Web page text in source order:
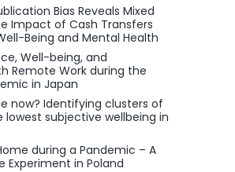
Bias Reveals Mixed
Impact of Cash Transfers
Being and Mental Health
Well-being, and
Remote Work during the
in Japan
now? Identifying clusters of
lowest subjective wellbeing in
during a Pandemic – A
Experiment in Poland